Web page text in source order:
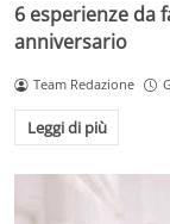
6 esperienze da
anniversario
Team Redazione
Leggi di più